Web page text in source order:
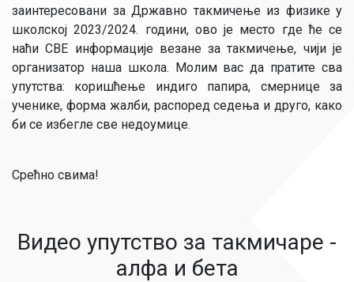
заинтересовани за Државно такмичење из физике у
школској 2023/2024. години, ово је место где ће се
наћи СВЕ информације везане за такмичење, чији је
организатор наша школа. Молим вас да пратите сва
упутства: коришћење индиго папира, смернице за
ученике, форма жалби, распоред седења и друго, како
би се избегле све недоумице.
Срећно свима!
Видео упутство за такмичаре -
алфа и бета